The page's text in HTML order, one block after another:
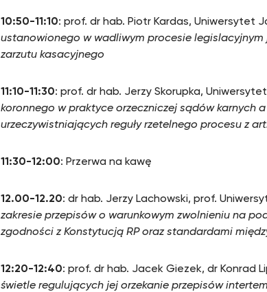
10:50-11:10: prof. dr hab. Piotr Kardas, Uniwersytet
ustanowionego w wadliwym procesie legislacyjnym
zarzutu kasacyjnego
11:10-11:30: prof. dr hab. Jerzy Skorupka,
koronnego w praktyce orzeczniczej sądów karnych
urzeczywistniających reguły rzetelnego procesu z
11:30-12:00: Przerwa na kawę
12.00-12.20: dr hab. Jerzy Lachowski, prof.
zakresie przepisów o warunkowym zwolnieniu na
zgodności z Konstytucją RP oraz standardami
12:20-12:40: prof. dr hab. Jacek Giezek, dr Konrad
świetle regulujących jej orzekanie przepisów